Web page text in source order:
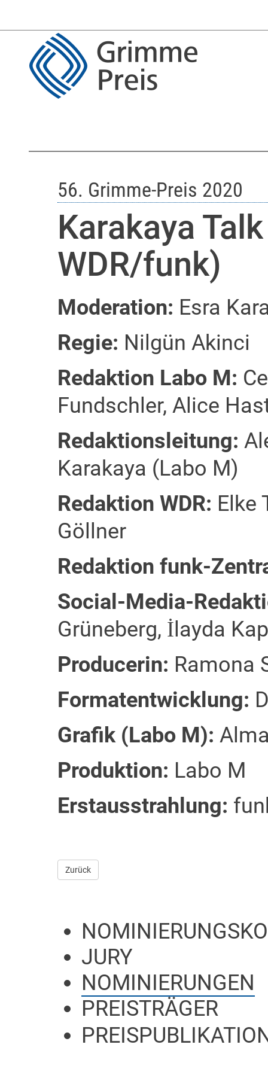
56. Grimme-Preis 2020
Karakaya
WDR/funk)
Moderation: Esra
Regie: Nilgün Akinci
Redaktion Labo M:
Fundschler, Alice
Redaktionsleitung:
Karakaya (Labo M)
Redaktion WDR: Elke
Göllner
Redaktion funk-
Social-Media-
Grüneberg, İlayda
Producerin: Ramona
Formatentwicklung:
Grafik (Labo M):
Produktion: Labo M
Erstausstrahlung:
Zurück
JURY
NOMINIERUNGEN
PREISTRÄGER